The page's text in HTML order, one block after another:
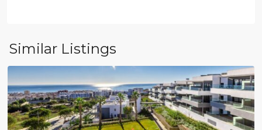
Similar Listings
Estepona